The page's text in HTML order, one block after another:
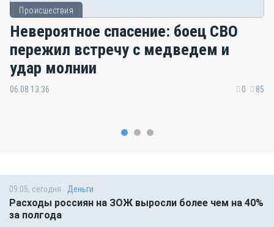
Происшествия
Невероятное спасение: боец СВО
пережил встречу с медведем и
удар молнии
06.08 13:36 0 85
09:05, сегодня Деньги
Расходы россиян на ЗОЖ выросли более чем на 40%
за полгода